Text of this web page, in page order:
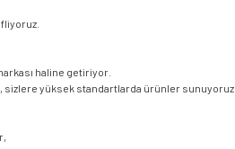
haline getiriyor.
yüksek standartlarda ürünler sunuyoruz.